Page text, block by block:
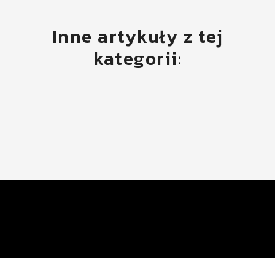
Inne artykuły z tej
kategorii: